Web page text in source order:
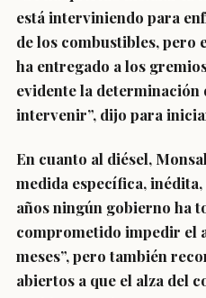
está interviniendo para
de los combustibles,pero
ha entregado a los
evidente la determinación
intervenir”, dijo para
En cuanto al diésel,
medida específica,
años ningún gobierno ha
comprometido impedir el
meses”, pero también
abiertos a que el alza del